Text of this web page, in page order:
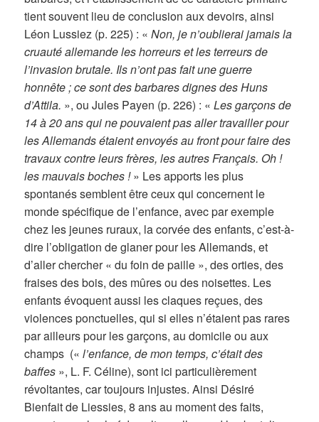
tient souvent lieu de conclusion aux devoirs, ainsi
Léon Lussiez (p. 225) : «Non, je n’oublierai jamais la
cruauté allemande les horreurs et les terreurs de
l’invasion brutale. Ils n’ont pas fait une guerre
honnête ; ce sont des barbares dignes des Huns
d’Attila. », ou Jules Payen (p. 226) : «Les garçons de
14 à 20 ans qui ne pouvaient pas aller travailler pour
les Allemands étaient envoyés au front pour faire des
travaux contre leurs frères, les autres Français. Oh !
les mauvais boches !» Les apports les plus
spontanés semblent être ceux qui concernent le
monde spécifique de l’enfance, avec par exemple
chez les jeunes ruraux, la corvée des enfants, c’est-à-
dire l’obligation de glaner pour les Allemands, et
d’aller chercher « du foin de paille », des orties, des
fraises des bois, des mûres ou des noisettes. Les
enfants évoquent aussi les claques reçues, des
violences ponctuelles, qui si elles n’étaient pas rares
par ailleurs pour les garçons, au domicile ou aux
champs («l’enfance, de mon temps, c’était des
baffes », L. F. Céline), sont ici particulièrement
révoltantes, car toujours injustes. Ainsi Désiré
Bienfait de Liessies, 8 ans au moment des faits,